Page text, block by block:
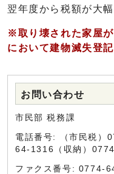
翌年度から税額が大
※取り壊された家屋
において建物滅失登
お問い合わせ
市民部 税務課
電話番号: （市民税）
64-1316（収納）
ファクス番号: 0774-